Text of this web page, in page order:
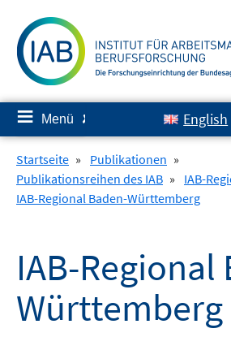
zum
Inhalt
≡ Menü ✘ English
Startseite » Publikationen »
Publikationsreihen des IAB » IAB-
IAB-Regional Baden-Württemberg
IAB-Regional
Württemberg